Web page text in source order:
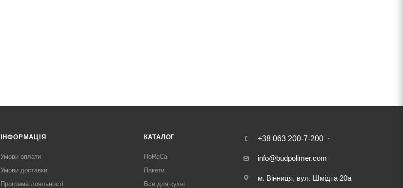
ІНФОРМАЦІЯ
Умови оплати
Умови доставки
Програма лояльності
КАТАЛОГ
HoReCa
Пакети
Все для кухні
+38 063 200-7-200
info@budpolimer.com
м. Вінниця, вул. Шмідта 20а